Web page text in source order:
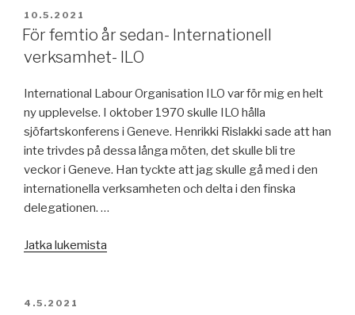
JULKAISTU
10.5.2021
För femtio år sedan- Internationell
verksamhet- ILO
International Labour Organisation ILO var för mig en helt
ny upplevelse. I oktober 1970 skulle ILO hålla
sjöfartskonferens i Geneve. Henrikki Rislakki sade att han
inte trivdes på dessa långa möten, det skulle bli tre
veckor i Geneve. Han tyckte att jag skulle gå med i den
internationella verksamheten och delta i den finska
delegationen. …
Jatka lukemista
JULKAISTU
4.5.2021